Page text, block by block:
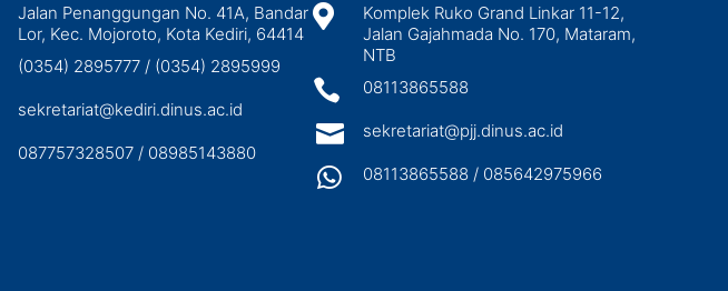
Jalan Penanggungan No. 41A, Bandar
Lor, Kec. Mojoroto, Kota Kediri, 64414
(0354) 2895777 / (0354) 2895999
sekretariat@kediri.dinus.ac.id
087757328507 / 08985143880

Komplek Ruko Grand Linkar 11-12,
Jalan Gajahmada No. 170, Mataram,
NTB
 08113865588
 sekretariat@pjj.dinus.ac.id
 08113865588 / 085642975966